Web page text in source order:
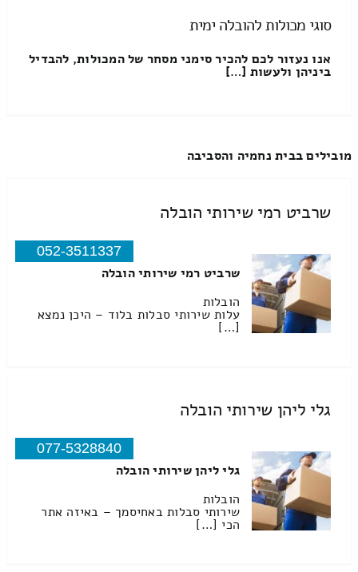
סוגי מכולות להובלה ימית
אנו נעזור לכם להכיר סימני מסחר של המכולות, להבדיל
ביניהן ולעשות […]
מובילים בבית נחמיה והסביבה
שרביט רמי שירותי הובלה
052-3511337
שרביט רמי שירותי הובלה
הובלות
עלות שירותי סבלות בלוד – היכן נמצא
[…]
גלי ליהן שירותי הובלה
077-5328840
גלי ליהן שירותי הובלה
הובלות
שירותי סבלות באחיסמך – באיזה אתר
הכי […]